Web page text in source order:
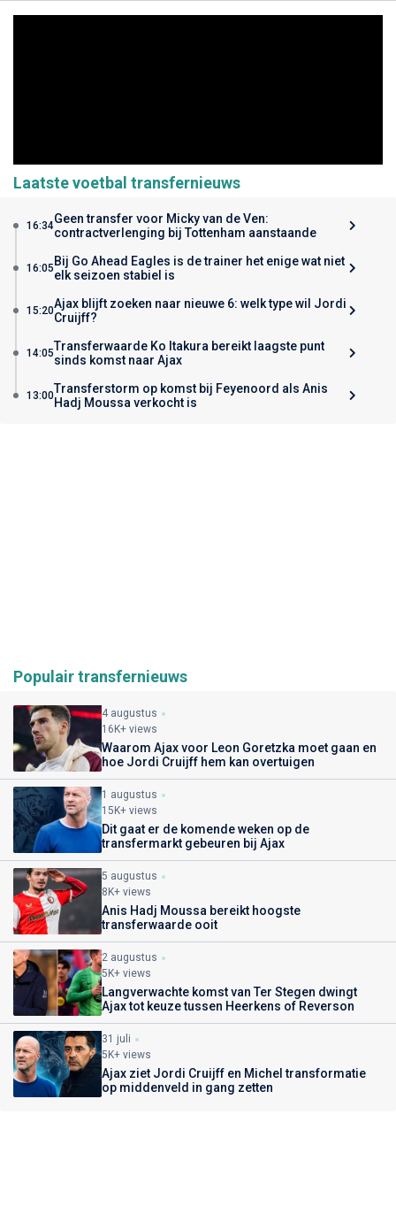
Laatste voetbal transfernieuws
16:34Geen transfer voor Micky van de Ven:
contractverlenging bij Tottenham aanstaande
16:05 Bij Go Ahead Eagles is de trainer het enige wat niet
elk seizoen stabiel is
15:20Ajax blijft zoeken naar nieuwe 6: welk type wil Jordi
Cruijff?
14:05Transferwaarde Ko Itakura bereikt laagste punt
sinds komst naar Ajax
13:00Transferstorm op komst bij Feyenoord als Anis
Hadj Moussa verkocht is
Populair transfernieuws
4 augustus
16K+ views
Waarom Ajax voor Leon Goretzka moet gaan en
hoe Jordi Cruijff hem kan overtuigen
1 augustus
15K+ views
Dit gaat er de komende weken op de
transfermarkt gebeuren bij Ajax
5 augustus
8K+ views
Anis Hadj Moussa bereikt hoogste
transferwaarde ooit
2 augustus
5K+ views
Langverwachte komst van Ter Stegen dwingt
Ajax tot keuze tussen Heerkens of Reverson
31 juli
5K+ views
Ajax ziet Jordi Cruijff en Michel transformatie
op middenveld in gang zetten